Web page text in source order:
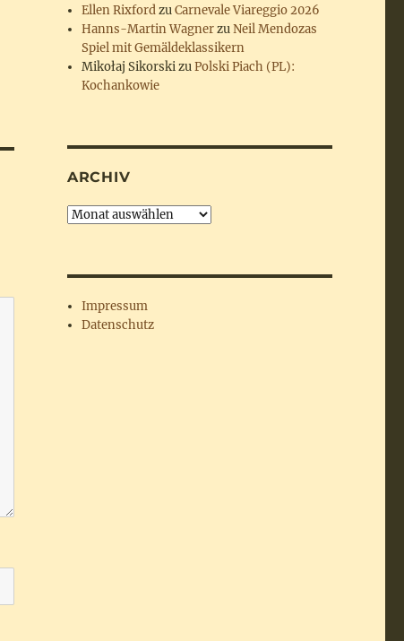
Ellen RixfordzuCarnevale Viareggio 2026
Hanns-Martin WagnerzuNeil Mendozas
Spiel mit Gemäldeklassikern
Mikołaj SikorskizuPolski Piach (PL):
Kochankowie
ARCHIV
Archiv
Impressum
Datenschutz